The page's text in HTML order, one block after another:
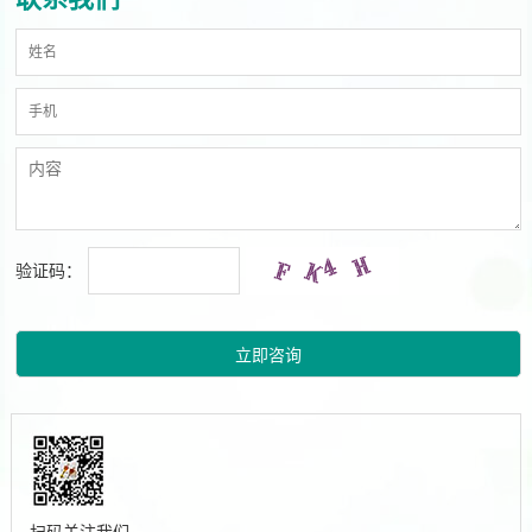
验证码：